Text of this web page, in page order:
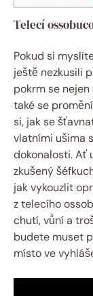
Telecí
Pokud si
ještě nezkusili
pokrm se
také se
si, jak se
vlatními ušima
dokonalosti. Ať
zkušený
jak vykouzlit
z telecího
chutí, vůní a
budete muset
místo ve